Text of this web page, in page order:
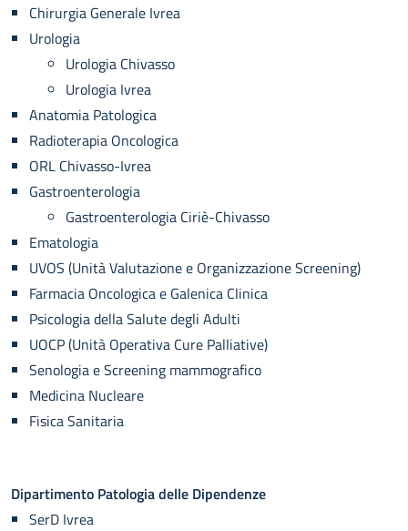
Chirurgia Generale Ivrea
Urologia
Urologia Chivasso
Urologia Ivrea
Anatomia Patologica
Radioterapia Oncologica
ORL Chivasso-Ivrea
Gastroenterologia
Gastroenterologia Ciriè-Chivasso
Ematologia
UVOS (Unità Valutazione e Organizzazione Screening)
Farmacia Oncologica e Galenica Clinica
Psicologia della Salute degli Adulti
UOCP (Unità Operativa Cure Palliative)
Senologia e Screening mammografico
Medicina Nucleare
Fisica Sanitaria
Dipartimento Patologia delle Dipendenze
SerD Ivrea